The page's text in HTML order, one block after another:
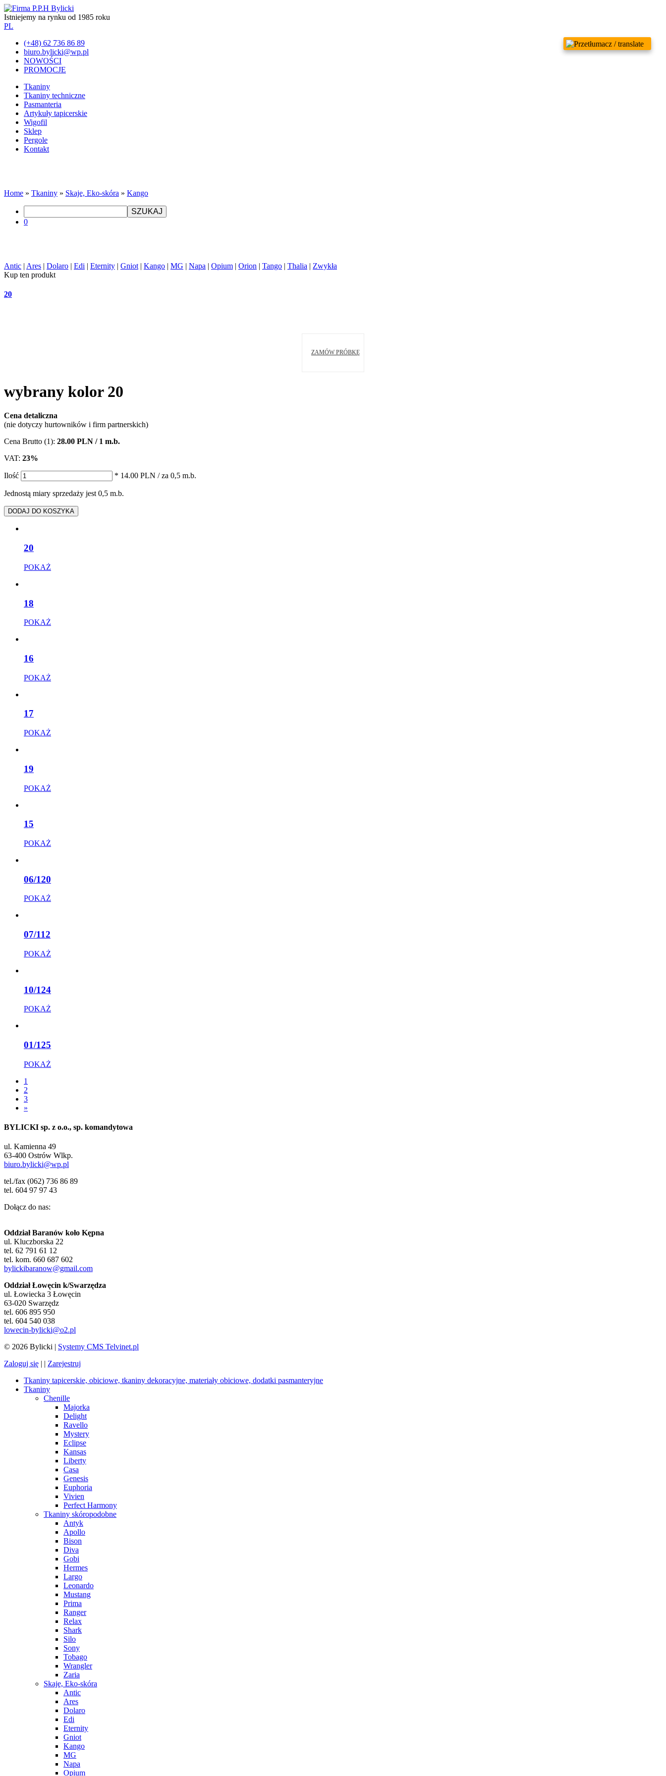
Istniejemy na rynku od 1985 roku
PL
(+48) 62 736 86 89
biuro.bylicki@wp.pl
NOWOŚCI
PROMOCJE
Tkaniny
Tkaniny techniczne
Pasmanteria
Artykuły tapicerskie
Wigofil
Sklep
Pergole
Kontakt
Home » Tkaniny » Skaje, Eko-skóra » Kango
SZUKAJ
0
Antic | Ares | Dolaro | Edi | Eternity | Gniot | Kango | MG | Napa | Opium | Orion | Tango | Thalia | Zwykła
Kup ten produkt
20
ZAMÓW PRÓBKĘ
wybrany kolor20
Cena detaliczna
(nie dotyczy hurtowników i firm partnerskich)
Cena Brutto (1): 28.00 PLN / 1 m.b.
VAT: 23%
Ilość * 14.00 PLN / za 0,5 m.b.
Jednostą miary sprzedaży jest 0,5 m.b.
DODAJ DO KOSZYKA
20
POKAŻ
18
POKAŻ
16
POKAŻ
17
POKAŻ
19
POKAŻ
15
POKAŻ
06/120
POKAŻ
07/112
POKAŻ
10/124
POKAŻ
01/125
POKAŻ
1
2
3
»
BYLICKI sp. z o.o., sp. komandytowa
ul. Kamienna 49
63-400 Ostrów Wlkp.
biuro.bylicki@wp.pl
tel./fax (062) 736 86 89
tel. 604 97 97 43
Dołącz do nas:
Oddział Baranów koło Kępna
ul. Kluczborska 22
tel. 62 791 61 12
tel. kom. 660 687 602
bylickibaranow@gmail.com
Oddział Łowęcin k/Swarzędza
ul. Łowiecka 3 Łowęcin
63-020 Swarzędz
tel. 606 895 950
tel. 604 540 038
lowecin-bylicki@o2.pl
© 2026 Bylicki | Systemy CMS Telvinet.pl
Zaloguj się | | Zarejestruj
Tkaniny tapicerskie, obiciowe, tkaniny dekoracyjne, materiały obiciowe, dodatki pasmanteryjne
Tkaniny
Chenille
Majorka
Delight
Ravello
Mystery
Eclipse
Kansas
Liberty
Casa
Genesis
Euphoria
Vivien
Perfect Harmony
Tkaniny skóropodobne
Antyk
Apollo
Bison
Diva
Gobi
Hermes
Largo
Leonardo
Mustang
Prima
Ranger
Relax
Shark
Silo
Sony
Tobago
Wrangler
Zaria
Skaje, Eko-skóra
Antic
Ares
Dolaro
Edi
Eternity
Gniot
Kango
MG
Napa
Opium